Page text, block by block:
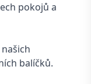
pokojů a
balíčků.